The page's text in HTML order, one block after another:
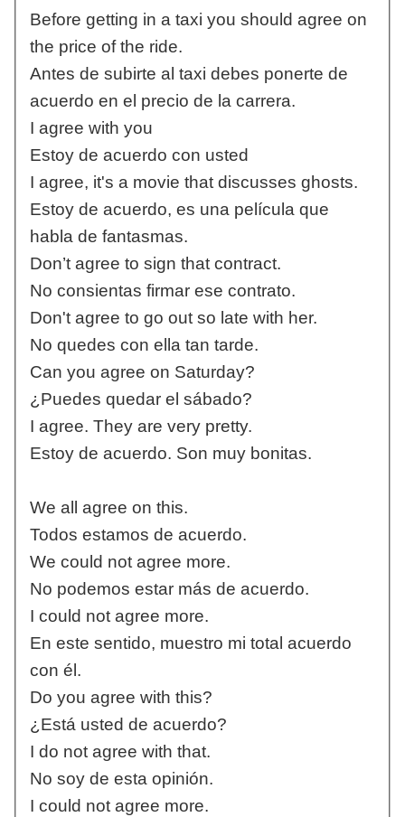
Before getting in a taxi you should agree on
the price of the ride.
Antes de subirte al taxi debes ponerte de
acuerdo en el precio de la carrera.
I agree with you
Estoy de acuerdo con usted
I agree, it's a movie that discusses ghosts.
Estoy de acuerdo, es una película que
habla de fantasmas.
Don’t agree to sign that contract.
No consientas firmar ese contrato.
Don't agree to go out so late with her.
No quedes con ella tan tarde.
Can you agree on Saturday?
¿Puedes quedar el sábado?
I agree. They are very pretty.
Estoy de acuerdo. Son muy bonitas.
We all agree on this.
Todos estamos de acuerdo.
We could not agree more.
No podemos estar más de acuerdo.
I could not agree more.
En este sentido, muestro mi total acuerdo
con él.
Do you agree with this?
¿Está usted de acuerdo?
I do not agree with that.
No soy de esta opinión.
I could not agree more.